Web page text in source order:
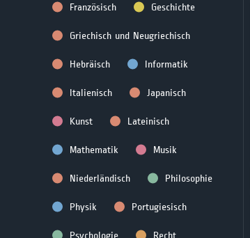
Französisch Geschichte
Griechisch und Neugriechisch
Hebräisch Informatik
Italienisch Japanisch
Kunst Lateinisch
Mathematik Musik
Niederländisch Philosophie
Physik Portugiesisch
Psychologie Recht